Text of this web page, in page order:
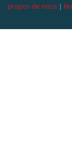
propos de nous |